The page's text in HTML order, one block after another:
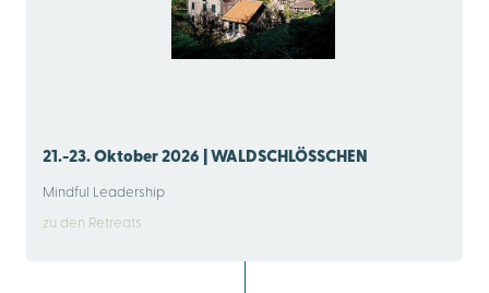
21.-23. Oktober 2026 | WALDSCHLÖSSCHEN
Mindful Leadership
zu den Retreats